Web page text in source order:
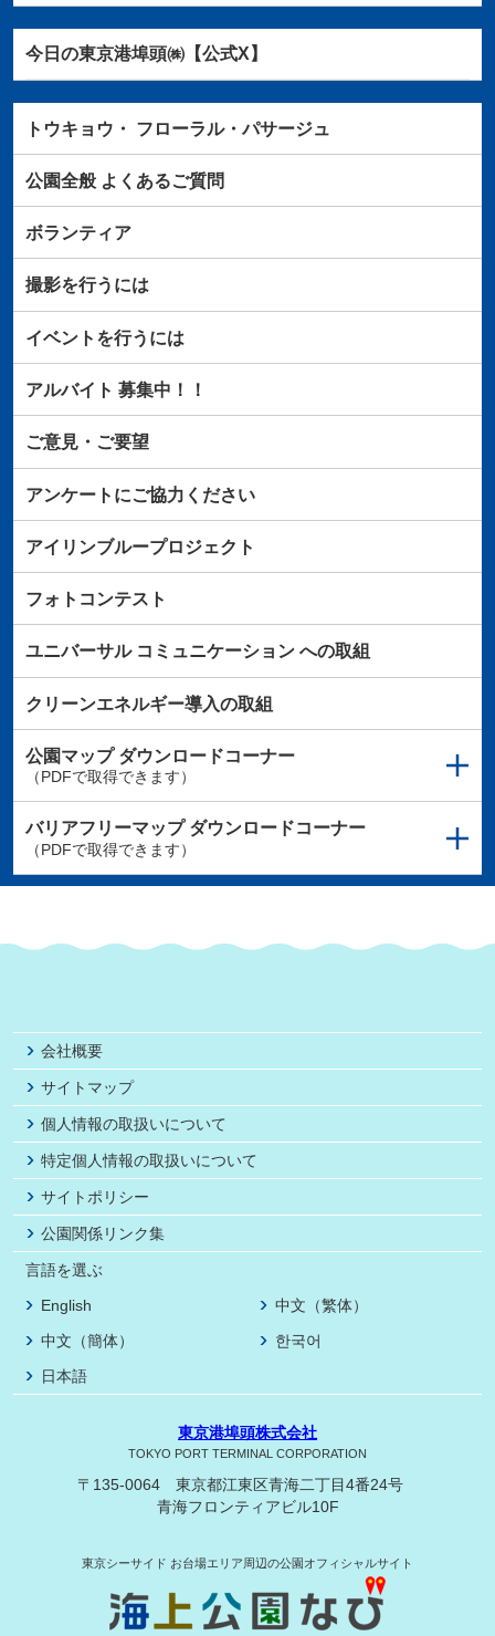
今日の東京港埠頭㈱【公式X】
トウキョウ・ フローラル・パサージュ
公園全般よくあるご質問
ボランティア
撮影を行うには
イベントを行うには
アルバイト 募集中！！
ご意見・ご要望
アンケートにご協力ください
アイリンブループロジェクト
フォトコンテスト
ユニバーサルコミュニケーションへの取組
クリーンエネルギー導入の取組
公園マップダウンロードコーナー
（PDFで取得できます）
バリアフリーマップダウンロードコーナー
（PDFで取得できます）
会社概要
サイトマップ
個人情報の取扱いについて
特定個人情報の取扱いについて
サイトポリシー
公園関係リンク集
言語を選ぶ
English
中文（繁体）
中文（簡体）
한국어
日本語
東京港埠頭株式会社
TOKYO PORT TERMINAL CORPORATION
〒135-0064 東京都江東区青海二丁目4番24号
青海フロンティアビル10F
東京シーサイド お台場エリア周辺の公園オフィシャルサイト